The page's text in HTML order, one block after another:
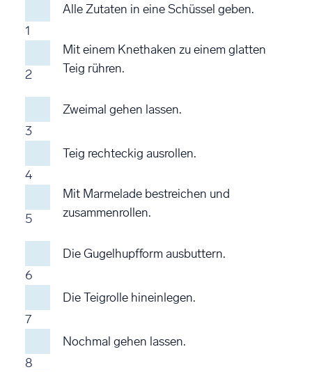
1
Alle Zutaten in eine Schüssel geben.
2
Mit einem Knethaken zu einem glatten
Teig rühren.
3
Zweimal gehen lassen.
4
Teig rechteckig ausrollen.
5
Mit Marmelade bestreichen und
zusammenrollen.
6
Die Gugelhupfform ausbuttern.
7
Die Teigrolle hineinlegen.
8
Nochmal gehen lassen.